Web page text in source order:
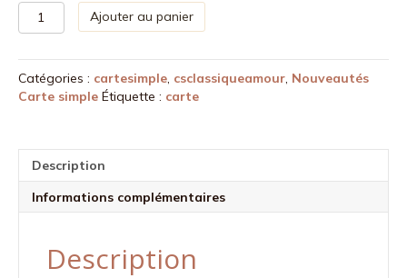
quantité
de
Main
dans
la
Ajouter au panier
Catégories : cartesimple, csclassiqueamour, Nouveautés
Carte simple Étiquette : carte
Description
Informations complémentaires
Description